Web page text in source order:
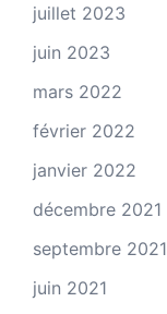
juillet 2023
juin 2023
mars 2022
février 2022
janvier 2022
décembre 2021
septembre 2021
juin 2021